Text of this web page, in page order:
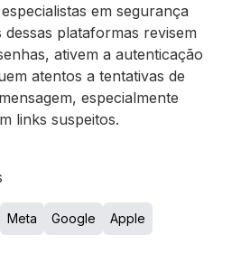
em segurança
plataformas revisem
ativem a autenticação
atentos a tentativas de
especialmente
links suspeitos.
Meta Google Apple